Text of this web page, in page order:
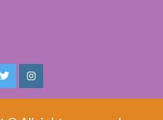
TwitterInstagram